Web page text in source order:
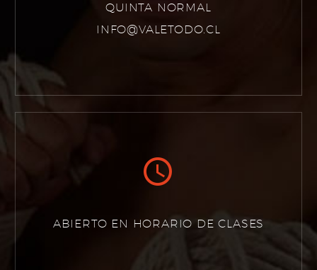
QUINTA NORMAL
INFO@VALETODO.CL


ABIERTO EN HORARIO DE CLASES